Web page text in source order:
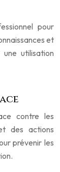
pour
et
utilisation
contre les
des actions
prévenir les